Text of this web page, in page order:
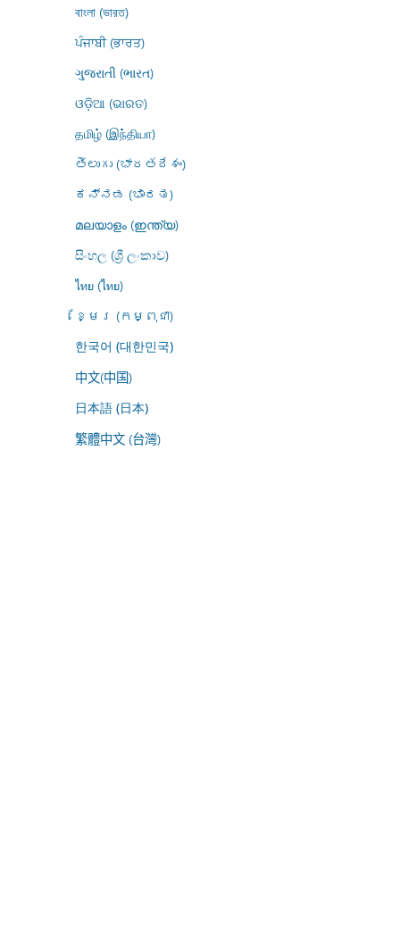
বাংলা (ভারত)
ਪੰਜਾਬੀ (ਭਾਰਤ)
ગુજરાતી (ભારત)
ଓଡ଼ିଆ (ଭାରତ)
தமிழ் (இந்தியா)
తెలుగు (భారతదేశం)
ಕನ್ನಡ (ಭಾರತ)
മലയാളം (ഇന്ത്യ)
සිංහල (ශ්‍රී ලංකාව)
ไทย (ไทย)
ខ្មែរ (កម្ពុជា)
한국어 (대한민국)
中文(中国)
日本語 (日本)
繁體中文 (台灣)